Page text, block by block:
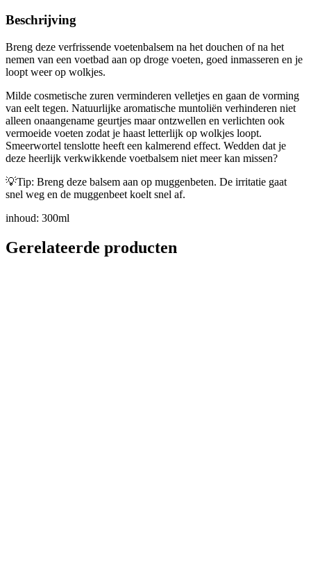
Beschrijving
Breng deze verfrissende voetenbalsem na het douchen of na het
nemen van een voetbad aan op droge voeten, goed inmasseren en je
loopt weer op wolkjes.
Milde cosmetische zuren verminderen velletjes en gaan de vorming
van eelt tegen. Natuurlijke aromatische muntoliën verhinderen niet
alleen onaangename geurtjes maar ontzwellen en verlichten ook
vermoeide voeten zodat je haast letterlijk op wolkjes loopt.
Smeerwortel tenslotte heeft een kalmerend effect. Wedden dat je
deze heerlijk verkwikkende voetbalsem niet meer kan missen?
💡Tip: Breng deze balsem aan op muggenbeten. De irritatie gaat
snel weg en de muggenbeet koelt snel af.
inhoud: 300ml
Gerelateerde producten